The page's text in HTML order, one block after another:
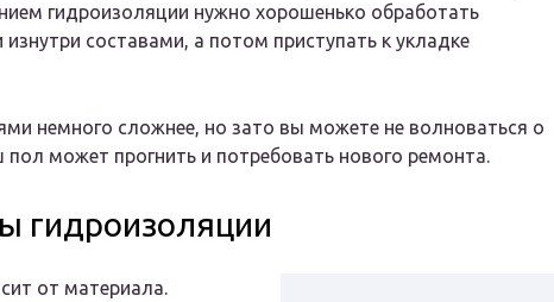
гидроизоляции нужно хорошенько обработать
составами, а потом приступать к укладке
немного сложнее, но зато вы можете не волноваться о
может прогнить и потребовать нового ремонта.
гидроизоляции
от материала.